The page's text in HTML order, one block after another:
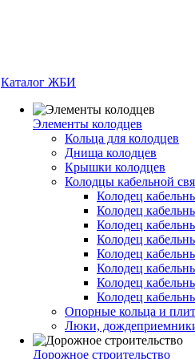
Каталог ЖБИ
Элементы колодцев
Кольца для колодцев
Днища колодцев
Крышки колодцев
Колодцы кабельной
Колодец
Колодец
Колодец
Колодец
Колодец
Колодец
Колодец
Колодец
Опорные кольца и
Люки,
Дорожное строительство